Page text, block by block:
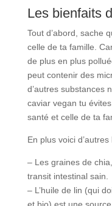
Les bienfaits
Tout d’abord, sache
celle de ta famille.
de plus en plus
peut contenir des
d’autres substances
caviar vegan tu
santé et celle de ta
En plus voici
– Les graines de
transit intestinal sain.
– L’huile de lin (qui